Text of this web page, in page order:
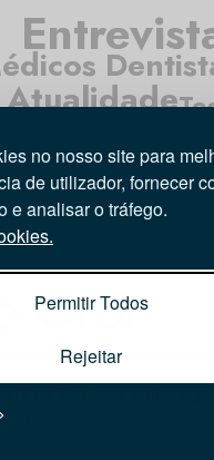
no nosso site para
de utilizador, fornecer
e analisar o tráfego.
Permitir Todos
Rejeitar
Atualidade
Investigação